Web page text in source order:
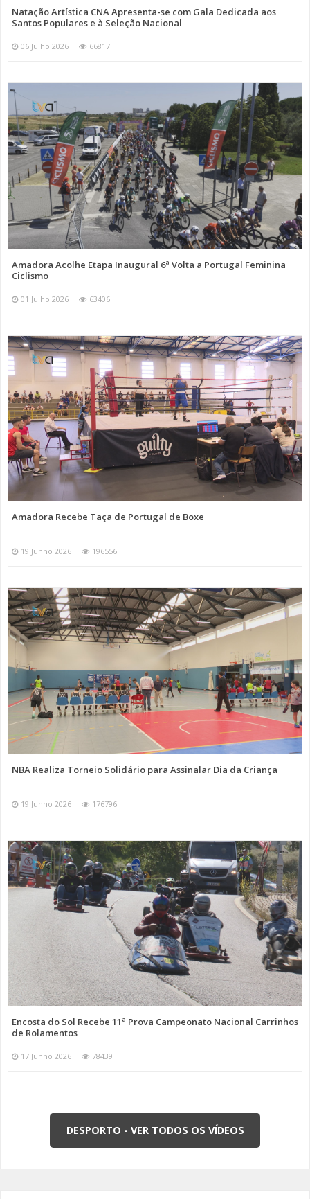
Natação Artística CNA Apresenta-se com Gala Dedicada aos
Santos Populares e à Seleção Nacional
06 Julho 2026 66817
Amadora Acolhe Etapa Inaugural 6ª Volta a Portugal Feminina
Ciclismo
01 Julho 2026 63406
Amadora Recebe Taça de Portugal de Boxe
19 Junho 2026 196556
NBA Realiza Torneio Solidário para Assinalar Dia da Criança
19 Junho 2026 176796
Encosta do Sol Recebe 11ª Prova Campeonato Nacional Carrinhos
de Rolamentos
17 Junho 2026 78439
DESPORTO - VER TODOS OS VÍDEOS